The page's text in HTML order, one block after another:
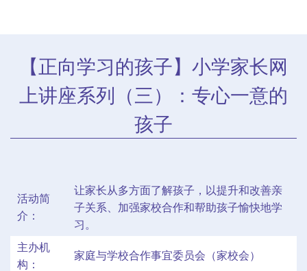
【正向学习的孩子】小学家长网
上讲座系列（三）：专心一意的
孩子
活动简
介：
让家长从多方面了解孩子，以提升和改善亲
子关系、加强家校合作和帮助孩子愉快地学
习。
主办机
构：
家庭与学校合作事宜委员会（家校会）